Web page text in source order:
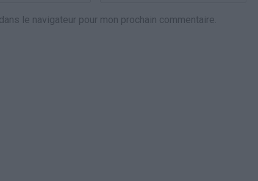
le navigateur pour mon prochain commentaire.